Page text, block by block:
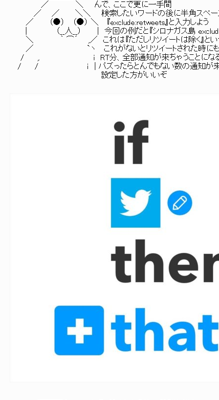
／ ＼ んで、ここで更に一手間
／ ／ ＼＼ 検索したいワードの後に半角スペース
／ （●） （●） ＼ 『exclude:retweets』と入力しよう
| （__人__） | 今回の例だと『シロナガス島
＼ ｀ ⌒´ ,／ これは『ただしリツイートは除く』とい
／ `ヽ これがないとリツイートされた時に
/ ,. i RT分、全部通知が来ちゃうことになる
/ / ｉ | パズったらとんでもない数の通知が来る
設定した方がいいぞ